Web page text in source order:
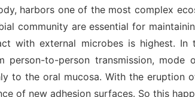
harbors one of the most complex
community are essential for
with external microbes is highest.
person-to-person transmission,
to the oral mucosa. With the
of new adhesion surfaces. So this